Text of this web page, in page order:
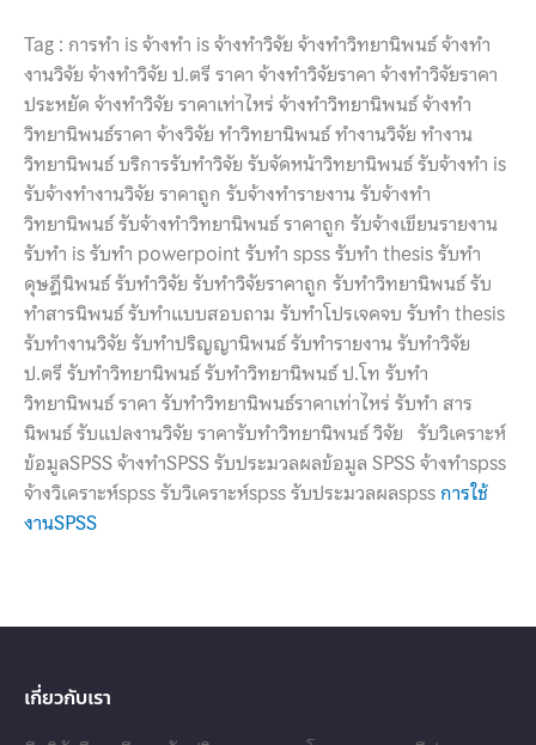
Tag : การทำ is จ้างทำ is จ้างทำวิจัย จ้างทำวิทยานิพนธ์ จ้างทํา
งานวิจัย จ้างทําวิจัย ป.ตรี ราคา จ้างทําวิจัยราคา จ้างทําวิจัยราคา
ประหยัด จ้างทําวิจัย ราคาเท่าไหร่ จ้างทําวิทยานิพนธ์ จ้างทํา
วิทยานิพนธ์ราคา จ้างวิจัย ทําวิทยานิพนธ์ ทำงานวิจัย ทำงาน
วิทยานิพนธ์ บริการรับทำวิจัย รับจัดหน้าวิทยานิพนธ์ รับจ้างทำ is
รับจ้างทํางานวิจัย ราคาถูก รับจ้างทํารายงาน รับจ้างทํา
วิทยานิพนธ์ รับจ้างทําวิทยานิพนธ์ ราคาถูก รับจ้างเขียนรายงาน
รับทำ is รับทำ powerpoint รับทำ spss รับทำ thesis รับทำ
ดุษฎีนิพนธ์ รับทำวิจัย รับทำวิจัยราคาถูก รับทำวิทยานิพนธ์ รับ
ทำสารนิพนธ์ รับทำแบบสอบถาม รับทำโปรเจคจบ รับทํา thesis
รับทํางานวิจัย รับทําปริญญานิพนธ์ รับทํารายงาน รับทําวิจัย
ป.ตรี รับทําวิทยานิพนธ์ รับทําวิทยานิพนธ์ ป.โท รับทํา
วิทยานิพนธ์ ราคา รับทําวิทยานิพนธ์ราคาเท่าไหร่ รับทํา สาร
นิพนธ์ รับแปลงานวิจัย ราคารับทำวิทยานิพนธ์ วิจัย รับวิเคราะห์
ข้อมูลSPSS จ้างทำSPSS รับประมวลผลข้อมูล SPSS จ้างทำspss
จ้างวิเคราะห์spss รับวิเคราะห์spss รับประมวลผลspssการใช้
งานSPSS
เกี่ยวกับเรา